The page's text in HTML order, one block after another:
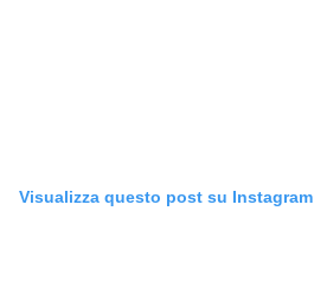
Visualizza questo post su Instagram